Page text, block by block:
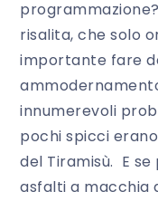
risalita, che solo
importante fare
innumerevoli
pochi spicci
del Tiramisù. E
asfalti a macchia